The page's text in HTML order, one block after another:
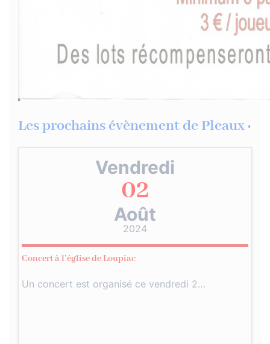
Les prochains évènement de Pleaux :
Vendredi
02
Août
2024
Concert à l’église de Loupiac
Un concert est organisé ce vendredi 2…